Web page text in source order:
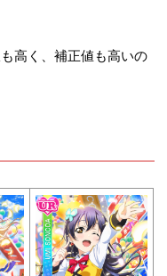
高く、補正値も高いの